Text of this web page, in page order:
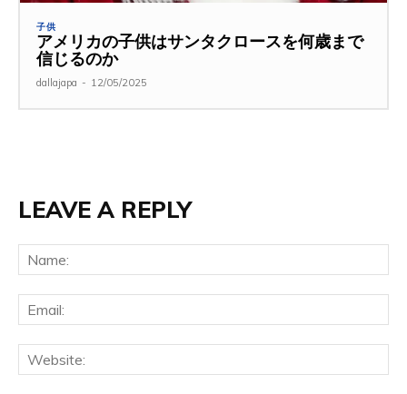
子供
アメリカの子供はサンタクロースを何歳まで
信じるのか
dallajapa - 12/05/2025
LEAVE A REPLY